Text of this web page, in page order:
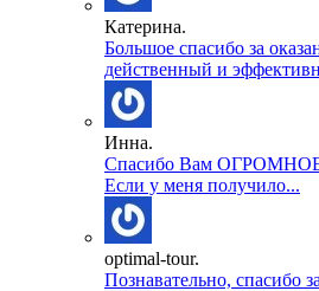
Катерина.
Большое спасибо за
действенный и
Инна.
Спасибо Вам
Если у меня получило...
optimal-tour.
Познавательно, спасибо